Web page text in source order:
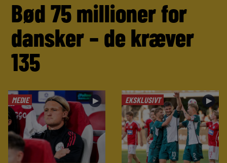
Bød 75 millioner for
dansker – de kræver
135
MEDIE ► EKSKLUSIVT ►